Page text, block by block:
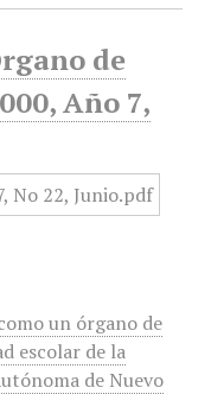
de
Año 7,
un órgano de
escolar de la
de Nuevo